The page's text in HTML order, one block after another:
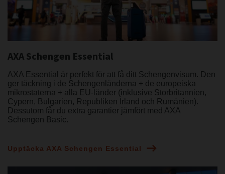
AXA Schengen Essential
AXA Essential är perfekt för att få ditt Schengenvisum. Den
ger täckning i de Schengenländerna + de europeiska
mikrostaterna + alla EU-länder (inklusive Storbritannien,
Cypern, Bulgarien, Republiken Irland och Rumänien).
Dessutom får du extra garantier jämfört med AXA
Schengen Basic.
Upptäcka AXA Schengen Essential